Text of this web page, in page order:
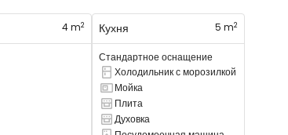
4 m2 Кухня 5 m2
Стандартное оснащение
Есть комбинированный холодильник.
Холодильник с морозилкой
Там есть раковина
Мойка
Там есть плита
Плита
Там есть духовка
Духовка